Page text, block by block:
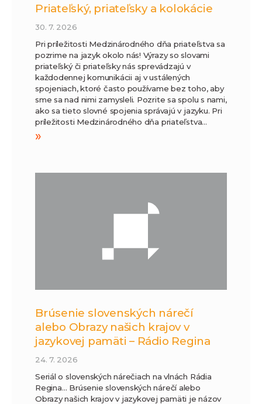
Priateľský, priateľsky a kolokácie
30. 7. 2026
Pri príležitosti Medzinárodného dňa priateľstva sa
pozrime na jazyk okolo nás! Výrazy so slovami
priateľský či priateľsky nás sprevádzajú v
každodennej komunikácii aj v ustálených
spojeniach, ktoré často používame bez toho, aby
sme sa nad nimi zamysleli. Pozrite sa spolu s nami,
ako sa tieto slovné spojenia správajú v jazyku. Pri
príležitosti Medzinárodného dňa priateľstva…
»
Brúsenie slovenských nárečí
alebo Obrazy našich krajov v
jazykovej pamäti – Rádio Regina
24. 7. 2026
Seriál o slovenských nárečiach na vlnách Rádia
Regina… Brúsenie slovenských nárečí alebo
Obrazy našich krajov v jazykovej pamäti je názov